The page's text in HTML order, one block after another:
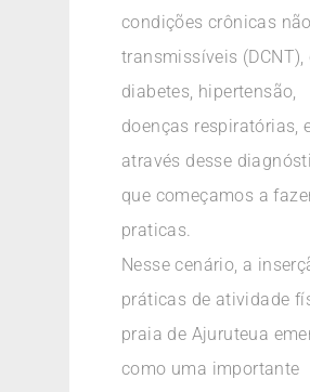
condições crônicas não
transmissíveis (DCNT),
diabetes, hipertensão,
doenças respiratórias,
através desse
que começamos a
praticas.
Nesse cenário, a
práticas de atividade
praia de Ajuruteua
como uma importante